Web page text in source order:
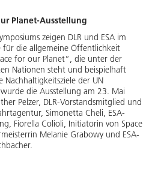
Planet-Ausstellung
zeigen DLR und ESA im
für die allgemeine Öffentlichkeit
for our Planet“, die unter der
Nationen steht und beispielhaft
der UN
die Ausstellung am 23. Mai
Pelzer, DLR-Vorstandsmitglied und
Simonetta Cheli, ESA-
Fiorella Colioli, Initiatorin von Space
Melanie Grabowy und ESA-